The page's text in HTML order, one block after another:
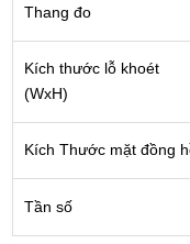
Thang đo
Kích thước lỗ khoét
(WxH)
Kích Thước mặt đồng
Tần số